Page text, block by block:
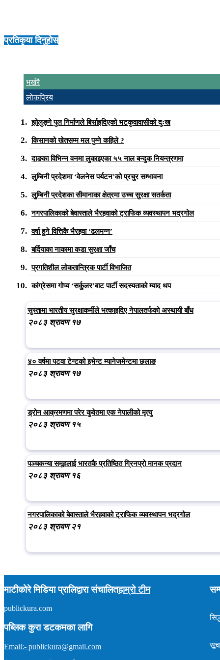
प्रतिकृया दिनुहोस्
भर्खरै
लोकप्रिय
झोलुङ्गे पुल निर्माणले बिर्साइदिएको भटकुवावासीको दुःख
किसानको खेतसम्म मल पुग्ने कहिले ?
दाङका विभिन्न वनमा लुकाइएका ५५ नाल बन्दुक नियन्त्रणमा
लुम्बिनी प्रदेशमा ‘वेलनेस पर्यटन’को प्रचुर सम्भावना
लुुम्बिनी प्रदेशका सीमानाका क्षेत्रमा उच्च सुरक्षा सतर्कता
नगरपालिकाको बेवास्ताले भैरहवाको ट्राफिक व्यवस्थापन भद्रगोल
वर्षा हुने वित्तिकै भैरहवा ‘ढलमग्न’
बर्दियाका नाकामा कडा सुरक्षा जाँच
प्रगतिशील लोकतान्त्रिक पार्टी विभाजित
कांग्रेसमा गोप्य ‘सर्कुलर’बाट पार्टी सदस्यताको म्याद थप
सुस्तामा भारतीय सुरक्षाकर्मीले भत्काइदिए नेपालतर्फको अस्थायी बाँध
२०८३ श्रावण १७
४० वर्षमा पटवा टेन्टको इभेन्ट म्यानेजमेन्टमा छलाङ
२०८३ श्रावण १७
ड्रोन आक्रमणमा परेर कुवेतमा एक नेपालीको मृत्यु
२०८३ श्रावण १५
पञ्चकन्या समूहलाई भारतकै प्रतिष्ठित ग्रिनप्रो मानक प्रदान
२०८३ श्रावण १६
नगरपालिकाको बेवास्ताले भैरहवाको ट्राफिक व्यवस्थापन भद्रगोल
२०८३ श्रावण २१
माटीकोरे मिडिया प्रालिद्वारा संचालित
publickura.com
पब्लिक कुरा डटकमका लागि
Email:- publickura@gmail.com
हाम्रो टीम